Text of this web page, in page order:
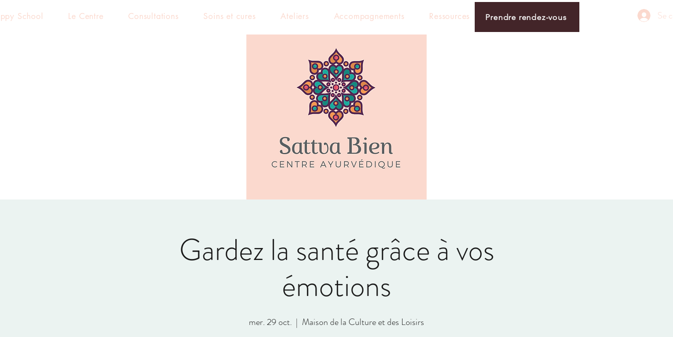
School Le Centre Consultations Soins et cures Ateliers Accompagnements Ressources Prendre rendez-vous Se
Gardez la santé grâce à vos
émotions
mer. 29 oct.
  |
Maison de la Culture et des Loisirs